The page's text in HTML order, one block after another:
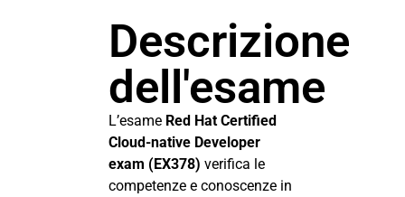
Descrizione
dell'esame
L’esame Red Hat Certified
Cloud-native Developer
exam (EX378) verifica le
competenze e conoscenze in